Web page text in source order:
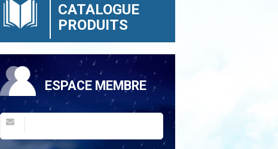
CATALOGUE
PRODUITS
ESPACE MEMBRE